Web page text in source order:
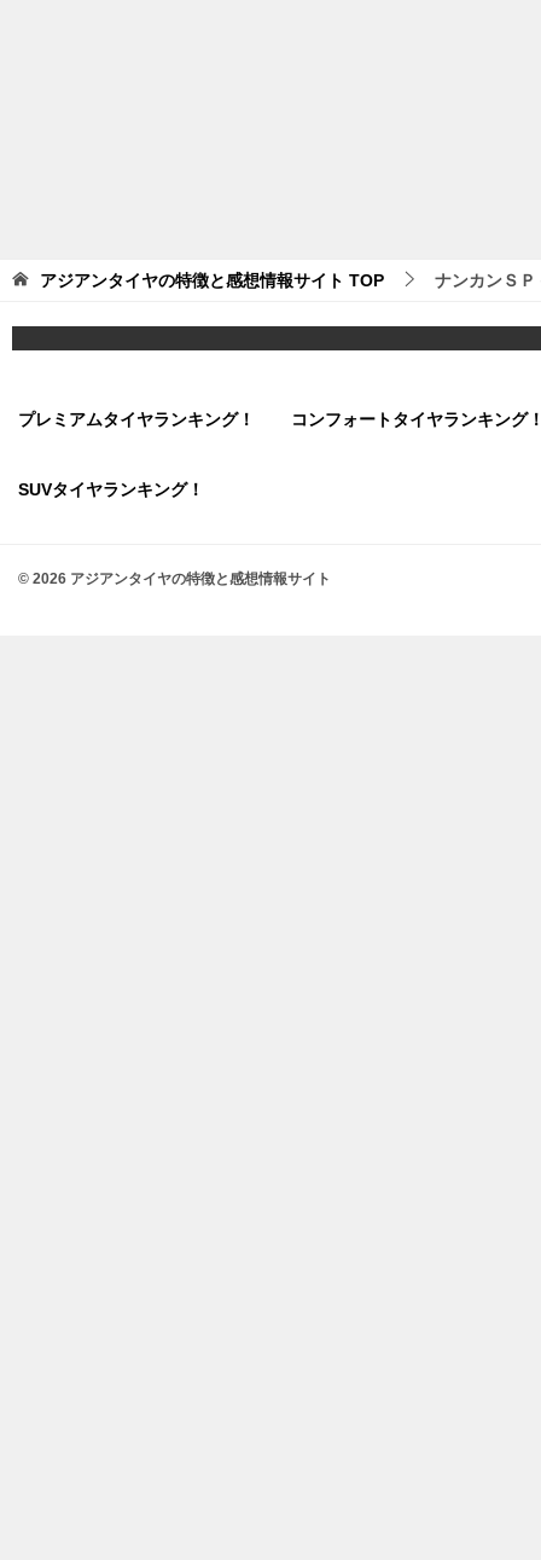
アジアンタイヤの特徴と感想情報サイト TOP ナンカンＳＰ
プレミアムタイヤランキング！ コンフォートタイヤランキング
SUVタイヤランキング！
© 2026 アジアンタイヤの特徴と感想情報サイト